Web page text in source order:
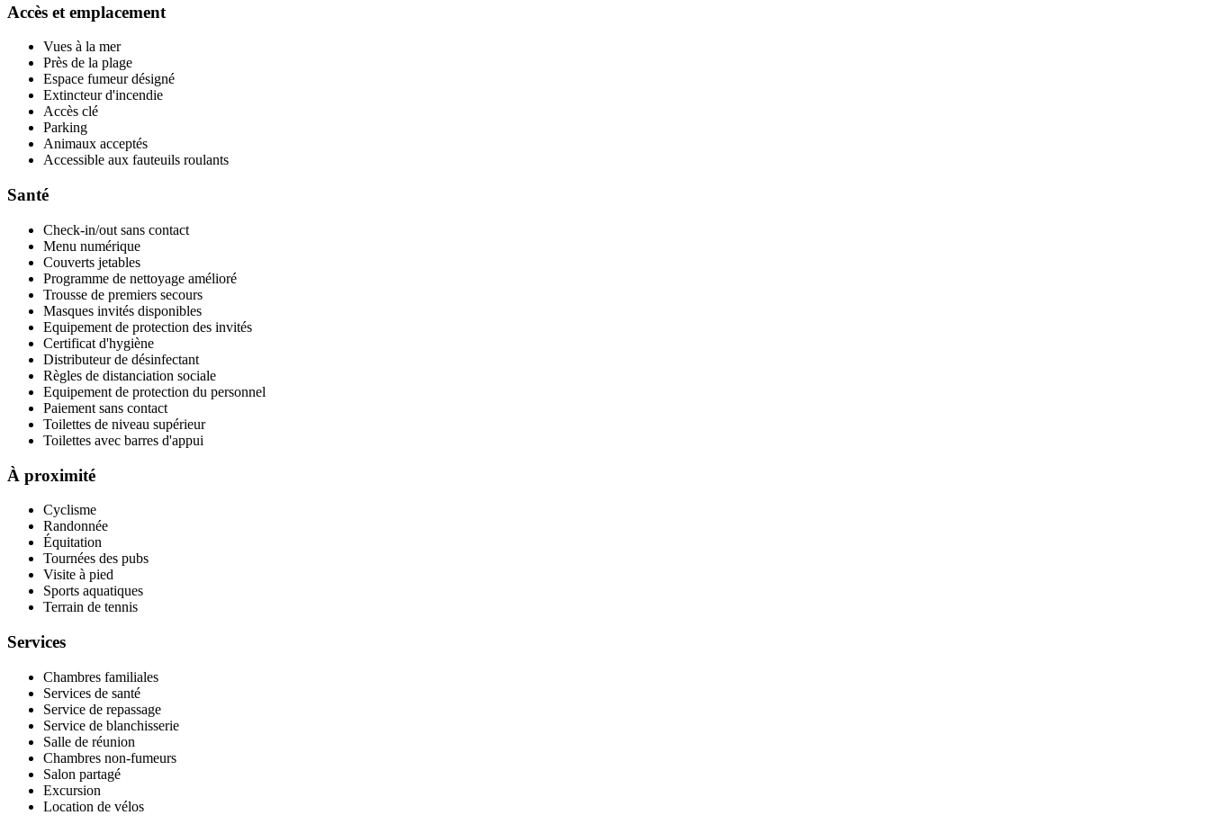
Accès et emplacement
Vues à la mer
Près de la plage
Espace fumeur désigné
Extincteur d'incendie
Accès clé
Parking
Animaux acceptés
Accessible aux fauteuils roulants
Santé
Check-in/out sans contact
Menu numérique
Couverts jetables
Programme de nettoyage amélioré
Trousse de premiers secours
Masques invités disponibles
Equipement de protection des invités
Certificat d'hygiène
Distributeur de désinfectant
Règles de distanciation sociale
Equipement de protection du personnel
Paiement sans contact
Toilettes de niveau supérieur
Toilettes avec barres d'appui
À proximité
Cyclisme
Randonnée
Équitation
Tournées des pubs
Visite à pied
Sports aquatiques
Terrain de tennis
Services
Chambres familiales
Services de santé
Service de repassage
Service de blanchisserie
Salle de réunion
Chambres non-fumeurs
Salon partagé
Excursion
Location de vélos